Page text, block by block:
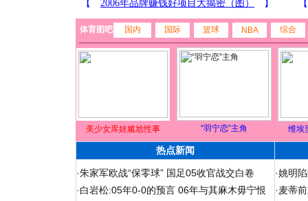
体育图吧 国内 国际 篮球 NBA 综合
美少女库娃尴尬性事 “羽宁恋”主角 维埃
热点新闻
·朱家军欧战“保零球” 国足05收官战交白卷
·白岩松:05年0-0的预言 06年与其麻木毋宁恨
·姚明
·麦蒂